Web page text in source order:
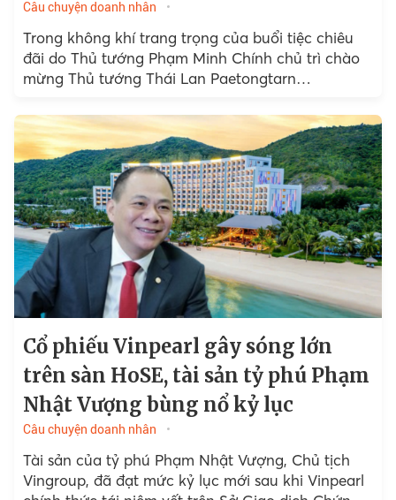
Câu chuyện doanh nhân
Trong không khí trang trọng của buổi tiệc chiêu
đãi do Thủ tướng Phạm Minh Chính chủ trì chào
mừng Thủ tướng Thái Lan Paetongtarn
Chính phủ...
Cổ phiếu Vinpearl gây sóng lớn
trên sàn HoSE, tài sản tỷ phú Phạm
Nhật Vượng bùng nổ kỷ lục
Câu chuyện doanh nhân
Tài sản của tỷ phú Phạm Nhật Vượng, Chủ tịch
Vingroup, đã đạt mức kỷ lục mới sau khi Vinpearl